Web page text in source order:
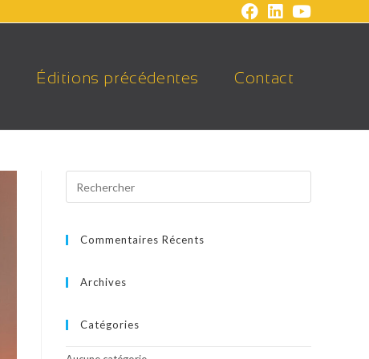
Éditions précédentes Contact
Commentaires Récents
Archives
Catégories